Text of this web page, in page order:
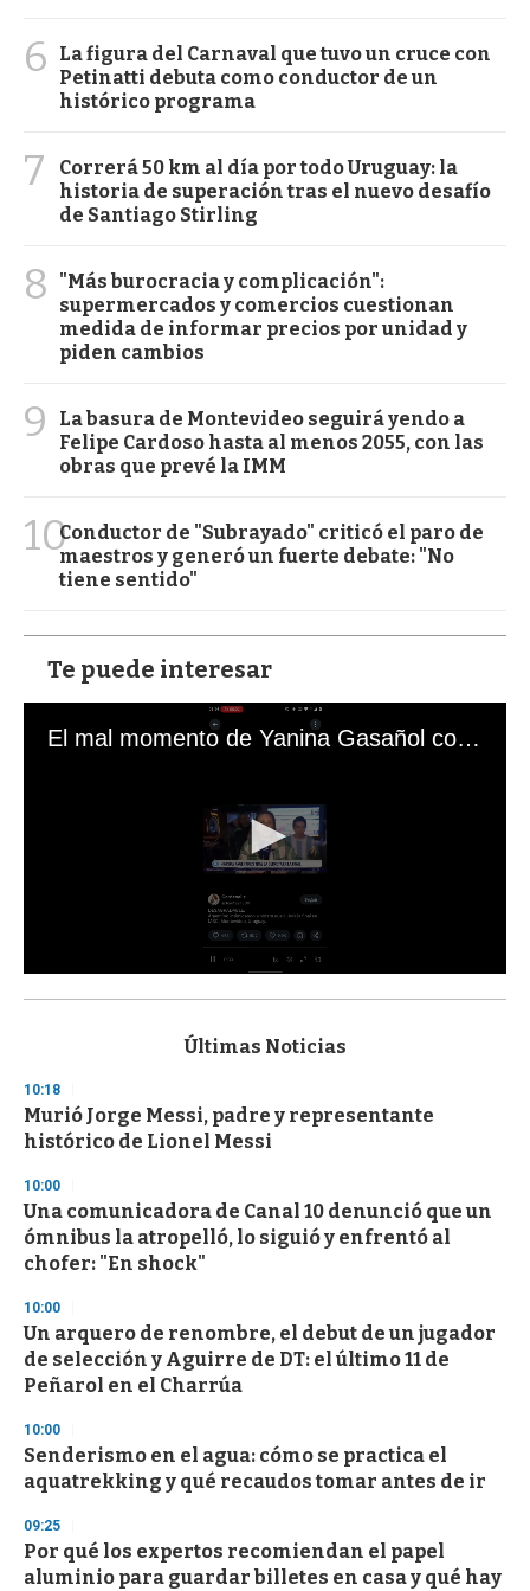
6
La figura del Carnaval que tuvo un cruce con
Petinatti debuta como conductor de un
histórico programa
7
Correrá 50 km al día por todo Uruguay: la
historia de superación tras el nuevo desafío
de Santiago Stirling
8
"Más burocracia y complicación":
supermercados y comercios cuestionan
medida de informar precios por unidad y
piden cambios
9
La basura de Montevideo seguirá yendo a
Felipe Cardoso hasta al menos 2055, con las
obras que prevé la IMM
10Conductor de "Subrayado" criticó el paro de
maestros y generó un fuerte debate: "No
tiene sentido"
Te puede interesar
El mal momento de Yanina Gasañol con un hincha argentino en "Subrayado"
s
d
s
o
f
3
s
e
c
o
d
s
Últimas Noticias
10:18
Murió Jorge Messi, padre y representante
histórico de Lionel Messi
10:00
Una comunicadora de Canal 10 denunció que un
ómnibus la atropelló, lo siguió y enfrentó al
chofer: "En shock"
10:00
Un arquero de renombre, el debut de un jugador
de selección y Aguirre de DT: el último 11 de
Peñarol en el Charrúa
10:00
Senderismo en el agua: cómo se practica el
aquatrekking y qué recaudos tomar antes de ir
09:25
Por qué los expertos recomiendan el papel
aluminio para guardar billetes en casa y qué hay